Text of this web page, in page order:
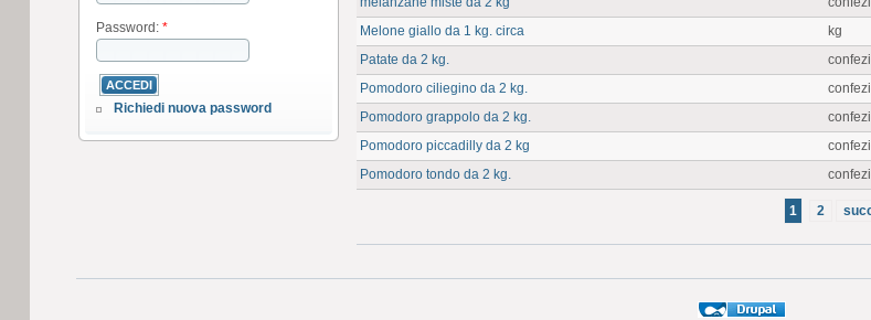
Password: *
Richiedi nuova password
Melone giallo da 1 kg. circa
kg
Patate da 2 kg.
Pomodoro ciliegino da 2 kg.
Pomodoro grappolo da 2 kg.
Pomodoro piccadilly da 2 kg
Pomodoro tondo da 2 kg.
1 2